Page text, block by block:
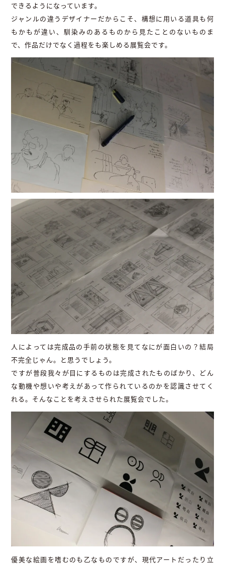
できるようになっています。
ジャンルの違うデザイナーだからこそ、構想に用いる道具も何
もかもが違い、馴染みのあるものから見たことのないものま
で、作品だけでなく過程をも楽しめる展覧会です。
人によっては完成品の手前の状態を見てなにが面白いの？結局
不完全じゃん。と思うでしょう。
ですが普段我々が目にするものは完成されたものばかり、どん
な動機や想いや考えがあって作られているのかを認識させてく
れる。そんなことを考えさせられた展覧会でした。
優美な絵画を嗜むのも乙なものですが、現代アートだったり立